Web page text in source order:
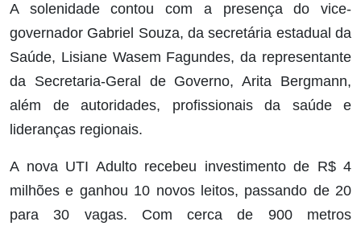
A solenidade contou com a presença do vice-
governador Gabriel Souza, da secretária estadual da
Saúde, Lisiane Wasem Fagundes, da representante
da Secretaria-Geral de Governo, Arita Bergmann,
além de autoridades, profissionais da saúde e
lideranças regionais.
A nova UTI Adulto recebeu investimento de R$ 4
milhões e ganhou 10 novos leitos, passando de 20
para 30 vagas. Com cerca de 900 metros